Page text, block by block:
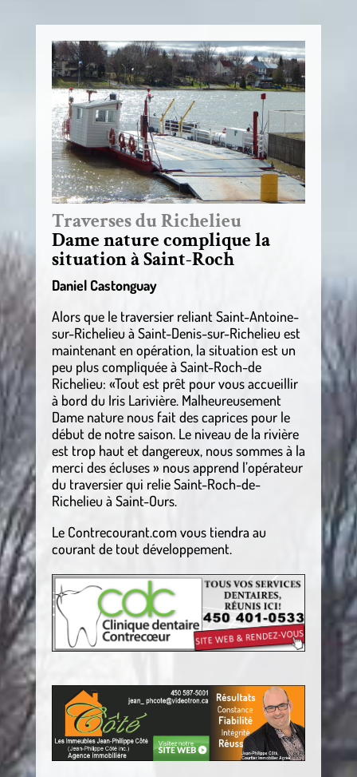
Traverses du Richelieu
Dame nature complique la
situation à Saint-Roch
Daniel Castonguay
Alors que le traversier reliant Saint-Antoine-
sur-Richelieu à Saint-Denis-sur-Richelieu est
maintenant en opération, la situation est un
peu plus compliquée à Saint-Roch-de
Richelieu: «Tout est prêt pour vous accueillir
à bord du Iris Larivière. Malheureusement
Dame nature nous fait des caprices pour le
début de notre saison. Le niveau de la rivière
est trop haut et dangereux, nous sommes à la
merci des écluses » nous apprend l’opérateur
du traversier qui relie Saint-Roch-de-
Richelieu à Saint-Ours.
Le Contrecourant.com vous tiendra au
courant de tout développement.